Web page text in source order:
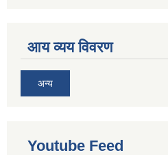
आय व्यय विवरण
अन्य
Youtube Feed